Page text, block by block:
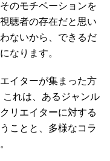
のモチベーションを
聴者の存在だと思い
ないから、できるだ
なります。
イターが集まった方
れは、あるジャンル
リエイターに対する
ことと、多様なコラ